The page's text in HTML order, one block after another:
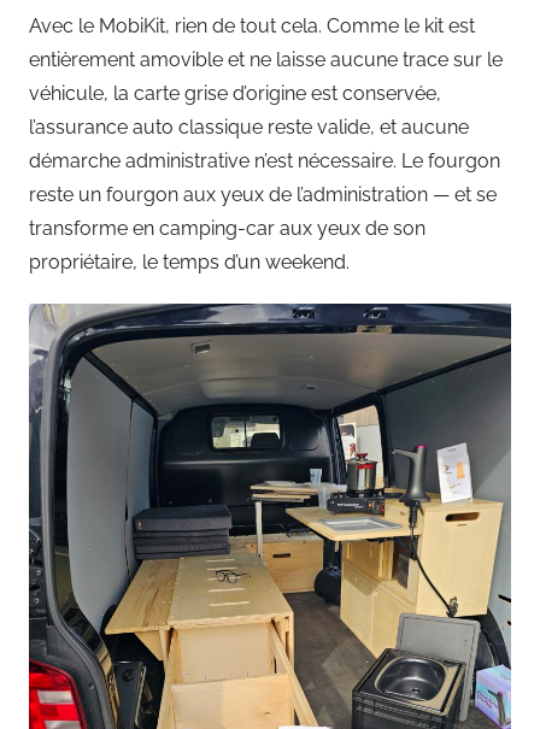
Avec le MobiKit, rien de tout cela. Comme le kit est
entièrement amovible et ne laisse aucune trace sur le
véhicule, la carte grise d’origine est conservée,
l’assurance auto classique reste valide, et aucune
démarche administrative n’est nécessaire. Le fourgon
reste un fourgon aux yeux de l’administration — et se
transforme en camping-car aux yeux de son
propriétaire, le temps d’un weekend.